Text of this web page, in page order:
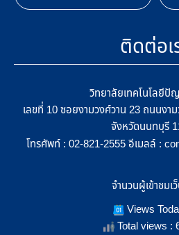
ติดต่อเ
วิทยาลัยเทคโนโลยี
เลขที่ 10 ซอยงามวงศ์วาน 23 ถนนงา
จังหวัดนนทบุรี
โทรศัพท์ : 02-821-2555 อีเมลล์ :
จำนวนผู้เข้าชมเ
Views
Total views :